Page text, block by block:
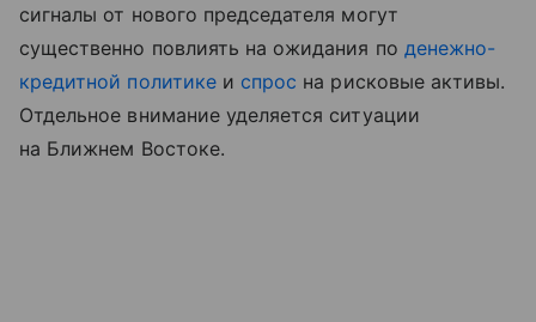
сигналы от нового председателя могут
существенно повлиять на ожидания по денежно-
кредитной политикеи спрос на рисковые активы.
Отдельное внимание уделяется ситуации
на Ближнем Востоке.